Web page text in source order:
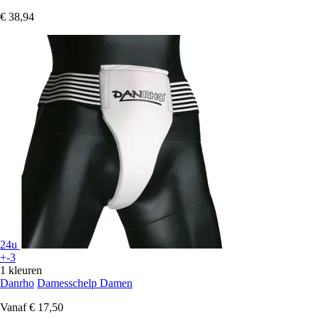
€ 38,94
24u
+-3
1 kleuren
Danrho Damesschelp Damen
Vanaf € 17,50